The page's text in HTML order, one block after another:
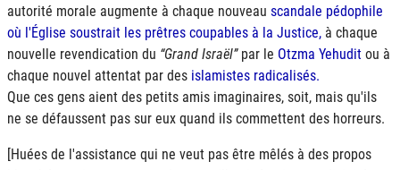
autorité morale augmente à chaque nouveau scandale pédophile
où l'Église soustrait les prêtres coupables à la Justice, à chaque
nouvelle revendication du Grand Israël par le Otzma Yehudit ou à
chaque nouvel attentat par des islamistes radicalisés.
Que ces gens aient des petits amis imaginaires, soit, mais qu'ils
ne se défaussent pas sur eux quand ils commettent des horreurs.
[Huées de l'assistance qui ne veut pas être mêlés à des propos